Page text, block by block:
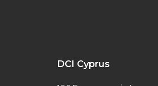
DCI Cyprus